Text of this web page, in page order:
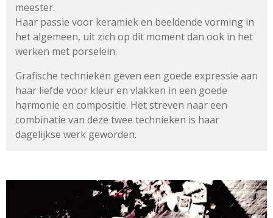
meester.
Haar passie voor keramiek en beeldende vorming in
het algemeen, uit zich op dit moment dan ook in het
werken met porselein.
Grafische technieken geven een goede expressie aan
haar liefde voor kleur en vlakken in een goede
harmonie en compositie. Het streven naar een
combinatie van deze twee technieken is haar
dagelijkse werk geworden.